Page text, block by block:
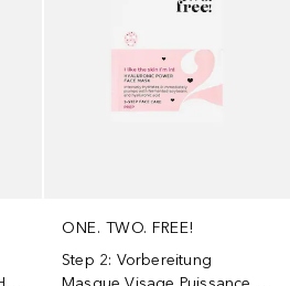
ONE. TWO. FREE!
Step 2: Vorbereitung